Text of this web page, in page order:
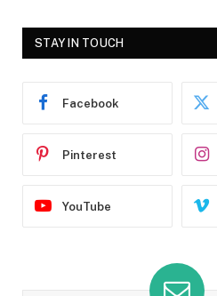
STAY IN TOUCH
Facebook
Pinterest
YouTube